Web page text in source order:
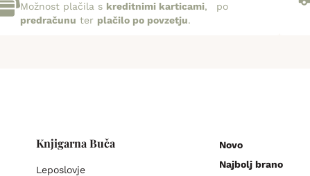
Možnost plačila s kreditnimi karticami, po
predračunu ter plačilo po povzetju.
Knjigarna Buča
Leposlovje
Novo
Najbolj brano